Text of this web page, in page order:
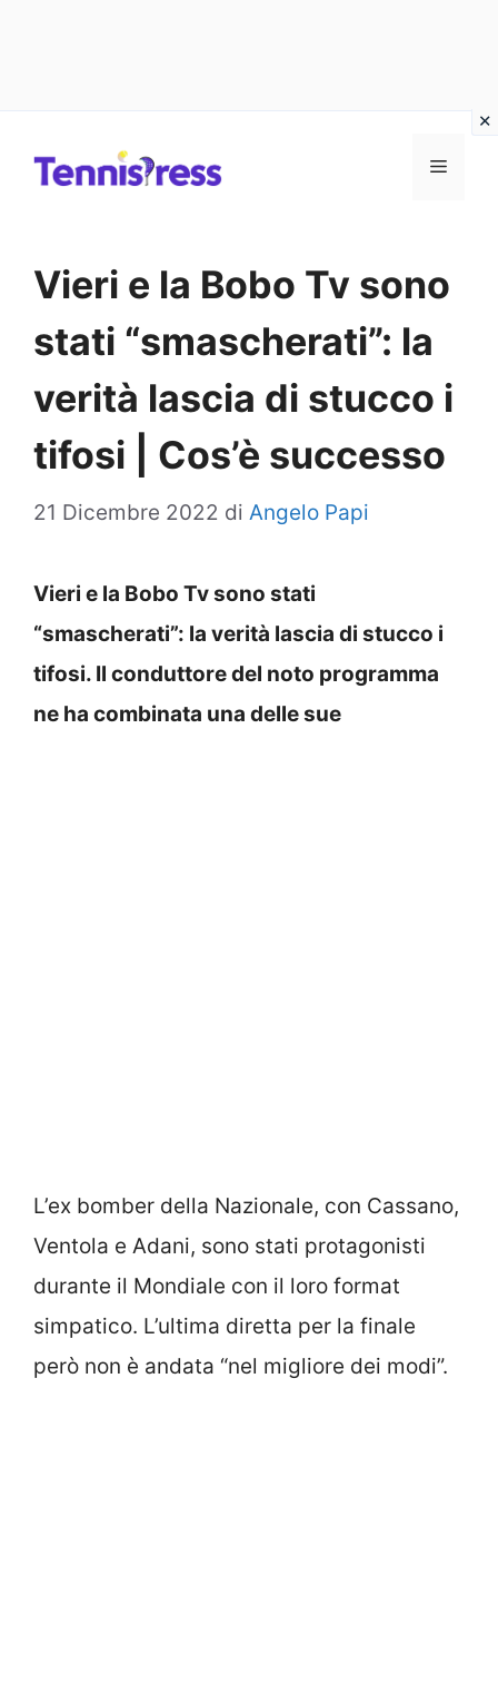
MENU
Vieri e la Bobo Tv sono
stati “smascherati”: la
verità lascia di stucco i
tifosi | Cos’è successo
21 Dicembre 2022 di Angelo Papi
Vieri e la Bobo Tv sono stati
“smascherati”: la verità lascia di stucco i
tifosi. Il conduttore del noto programma
ne ha combinata una delle sue
L’ex bomber della Nazionale, con Cassano,
Ventola e Adani, sono stati protagonisti
durante il Mondiale con il loro format
simpatico. L’ultima diretta per la finale
però non è andata “nel migliore dei modi”.